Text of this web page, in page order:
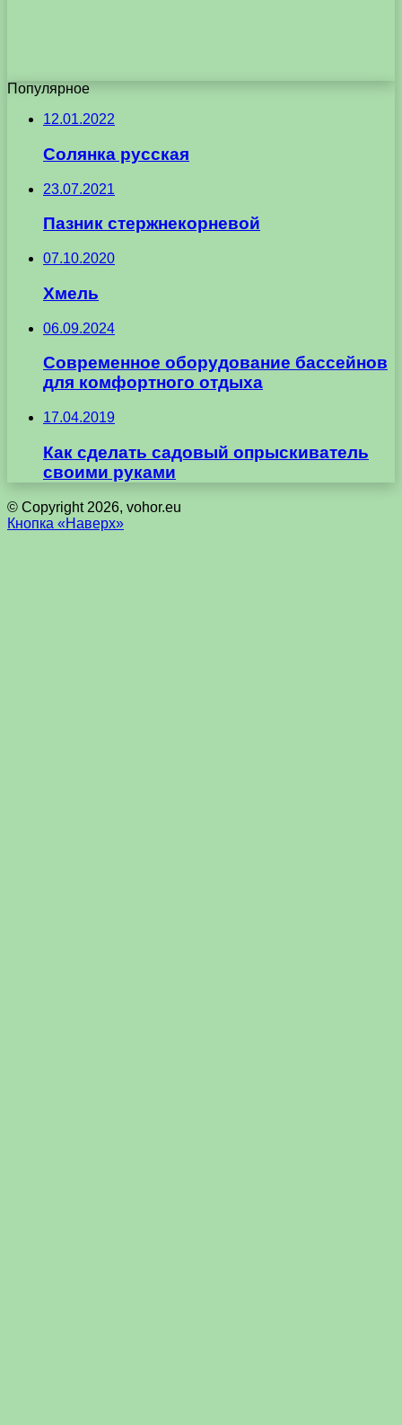
Популярное
12.01.2022
Солянка русская
23.07.2021
Пазник стержнекорневой
07.10.2020
Хмель
06.09.2024
Современное оборудование бассейнов
для комфортного отдыха
17.04.2019
Как сделать садовый опрыскиватель
своими руками
© Copyright 2026, vohor.eu
Кнопка «Наверх»